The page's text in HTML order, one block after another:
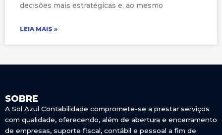
decisões mais estratégicas e, ao mesmo
LEIA MAIS »
SOBRE
A Sol Azul Contabilidade compromete-se a prestar serviços
com qualidade, oferecendo, além de abertura e encerramento
de empresas, suporte fiscal, contábil e pessoal a fim de